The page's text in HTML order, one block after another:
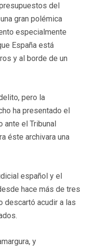
del
gran polémica
especialmente
España está
y al borde de un
pero la
ha presentado el
ante el Tribunal
éste archivara una
español y el
hace más de tres
descartó acudir a las
y